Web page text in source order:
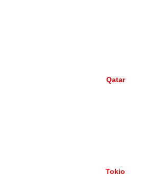
Qatar
Tokio